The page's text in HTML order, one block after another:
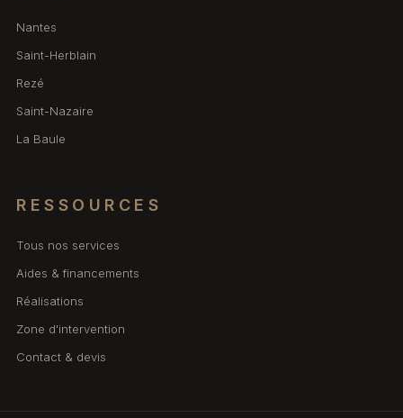
Nantes
Saint-Herblain
Rezé
Saint-Nazaire
La Baule
RESSOURCES
Tous nos services
Aides & financements
Réalisations
Zone d'intervention
Contact & devis